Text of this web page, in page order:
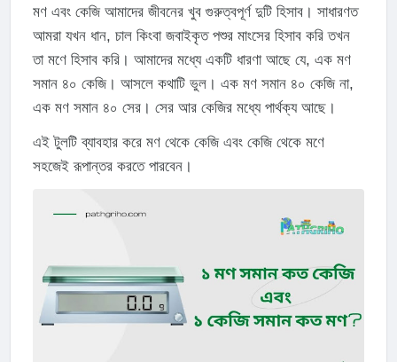
মণ এবং কেজি আমাদের জীবনের খুব গুরুত্বপূর্ণ দুটি হিসাব। সাধারণত
আমরা যখন ধান, চাল কিংবা জবাইকৃত পশুর মাংসের হিসাব করি তখন
তা মণে হিসাব করি। আমাদের মধ্যে একটি ধারণা আছে যে, এক মণ
সমান ৪০ কেজি। আসলে কথাটি ভুল। এক মণ সমান ৪০ কেজি না,
এক মণ সমান ৪০ সের। সের আর কেজির মধ্যে পার্থক্য আছে।
এই টুলটি ব্যাবহার করে মণ থেকে কেজি এবং কেজি থেকে মণে
সহজেই রূপান্তর করতে পারবেন।